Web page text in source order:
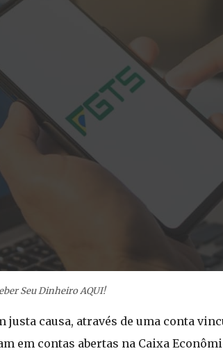
Seu Dinheiro AQUI!
causa, através de uma conta
em contas abertas na Caixa